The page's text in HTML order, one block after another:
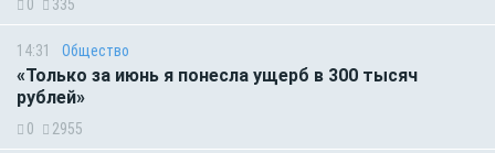
0 335
14:31 Общество
«Только за июнь я понесла ущерб в 300 тысяч
рублей»
0 2955